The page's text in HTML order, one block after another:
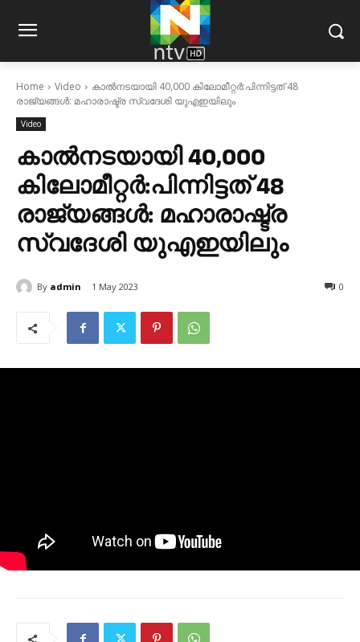
Home Video
കാല്‍നടയായി 40,000 കിലോമീറ്റര്‍:പിന്നിട്ടത് 48
രാജ്യങ്ങള്‍: മഹാരാഷ്ട്ര സ്വദേശി യുഎഇയിലും
Video
കാല്‍നടയായി 40,000
കിലോമീറ്റര്‍:പിന്നിട്ടത് 48
രാജ്യങ്ങള്‍: മഹാരാഷ്ട്ര
സ്വദേശി യുഎഇയിലും
By admin 1 May 2023 0